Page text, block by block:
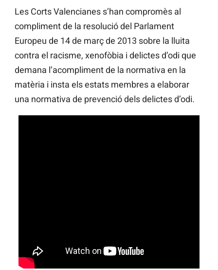
Les Corts Valencianes s’han compromès al
compliment de la resolució del Parlament
Europeu de 14 de març de 2013 sobre la lluita
contra el racisme, xenofòbia i delictes d’odi que
demana l’acompliment de la normativa en la
matèria i insta els estats membres a elaborar
una normativa de prevenció dels delictes d’odi.